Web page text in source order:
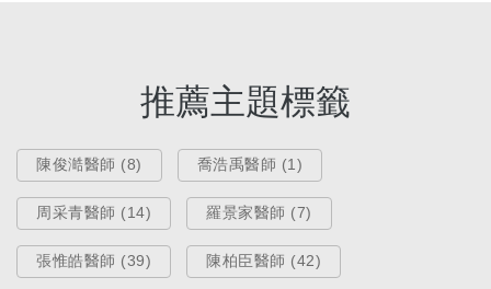
推薦主題標籤
陳俊澔醫師 (8) 喬浩禹醫師 (1)
周采青醫師 (14) 羅景家醫師 (7)
張惟皓醫師 (39) 陳柏臣醫師 (42)